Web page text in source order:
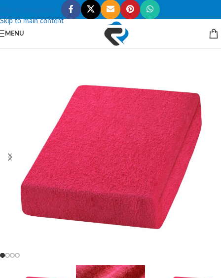
Skip to navigation
Skip to main content
MENU